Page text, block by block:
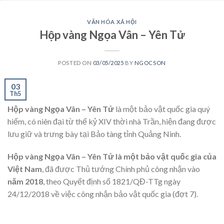
VĂN HÓA XÃ HỘI
Hộp vàng Ngọa Vân – Yên Tử
POSTED ON 03/05/2025 BY NGOCSON
03
Th5
Hộp vàng Ngọa Vân – Yên Tử là một bảo vật quốc gia quý
hiếm, có niên đại từ thế kỷ XIV thời nhà Trần, hiện đang được
lưu giữ và trưng bày tại Bảo tàng tỉnh Quảng Ninh.
Hộp vàng Ngọa Vân – Yên Tử là một bảo vật quốc gia của
Việt Nam, đã được Thủ tướng Chính phủ công nhận vào
năm 2018, theo Quyết định số 1821/QĐ-TTg ngày
24/12/2018 về việc công nhận bảo vật quốc gia (đợt 7).